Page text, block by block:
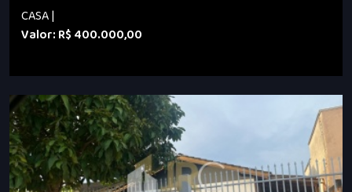
CASA |
Valor: R$ 400.000,00